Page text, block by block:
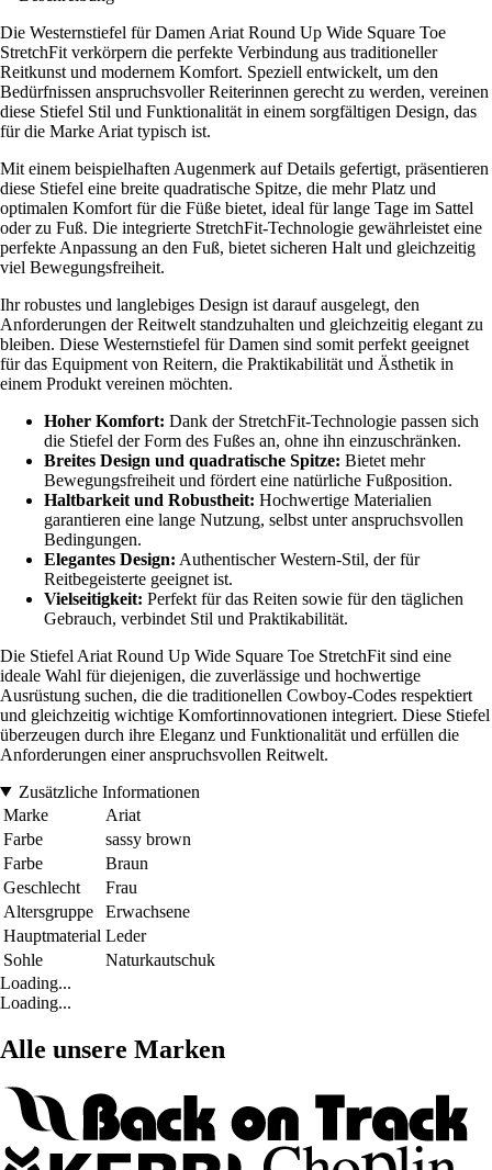
Die Westernstiefel für Damen Ariat Round Up Wide Square Toe
StretchFit verkörpern die perfekte Verbindung aus traditioneller
Reitkunst und modernem Komfort. Speziell entwickelt, um den
Bedürfnissen anspruchsvoller Reiterinnen gerecht zu werden, vereinen
diese Stiefel Stil und Funktionalität in einem sorgfältigen Design, das
für die Marke Ariat typisch ist.
Mit einem beispielhaften Augenmerk auf Details gefertigt, präsentieren
diese Stiefel eine breite quadratische Spitze, die mehr Platz und
optimalen Komfort für die Füße bietet, ideal für lange Tage im Sattel
oder zu Fuß. Die integrierte StretchFit-Technologie gewährleistet eine
perfekte Anpassung an den Fuß, bietet sicheren Halt und gleichzeitig
viel Bewegungsfreiheit.
Ihr robustes und langlebiges Design ist darauf ausgelegt, den
Anforderungen der Reitwelt standzuhalten und gleichzeitig elegant zu
bleiben. Diese Westernstiefel für Damen sind somit perfekt geeignet
für das Equipment von Reitern, die Praktikabilität und Ästhetik in
einem Produkt vereinen möchten.
Hoher Komfort: Dank der StretchFit-Technologie passen sich
die Stiefel der Form des Fußes an, ohne ihn einzuschränken.
Breites Design und quadratische Spitze: Bietet mehr
Bewegungsfreiheit und fördert eine natürliche Fußposition.
Haltbarkeit und Robustheit: Hochwertige Materialien
garantieren eine lange Nutzung, selbst unter anspruchsvollen
Bedingungen.
Elegantes Design: Authentischer Western-Stil, der für
Reitbegeisterte geeignet ist.
Vielseitigkeit: Perfekt für das Reiten sowie für den täglichen
Gebrauch, verbindet Stil und Praktikabilität.
Die Stiefel Ariat Round Up Wide Square Toe StretchFit sind eine
ideale Wahl für diejenigen, die zuverlässige und hochwertige
Ausrüstung suchen, die die traditionellen Cowboy-Codes respektiert
und gleichzeitig wichtige Komfortinnovationen integriert. Diese Stiefel
überzeugen durch ihre Eleganz und Funktionalität und erfüllen die
Anforderungen einer anspruchsvollen Reitwelt.
Zusätzliche Informationen
Marke
Ariat
Farbe
sassy brown
Farbe
Braun
Geschlecht
Frau
Altersgruppe
Erwachsene
Hauptmaterial Leder
Sohle
Naturkautschuk
Loading...
Loading...
Alle unsere Marken